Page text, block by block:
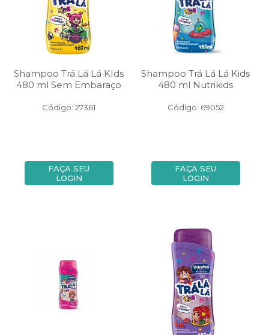
Shampoo Trá Lá Lá KIds
480 ml Sem Embaraço
Código: 27361
FAÇA SEU
LOGIN
Shampoo Trá Lá Lá Kids
480 ml Nutrikids
Código: 69052
FAÇA SEU
LOGIN